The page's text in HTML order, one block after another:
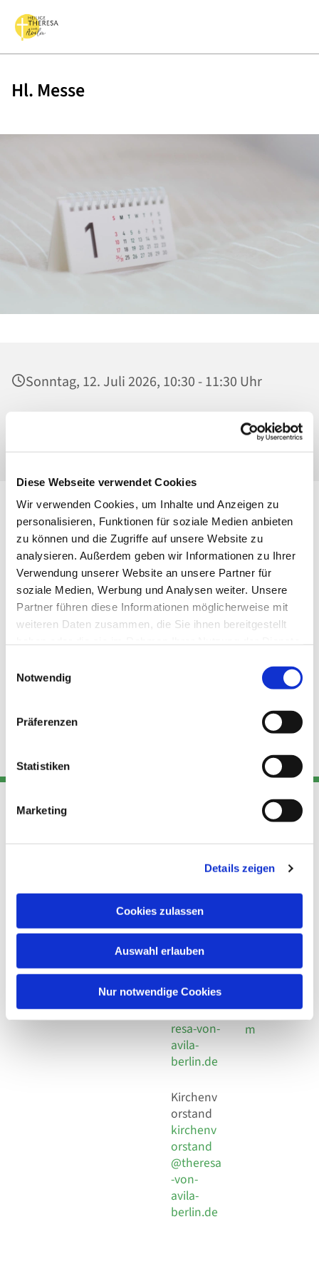
Diese Webseite verwendet Cookies
Wir verwenden Cookies, um Inhalte und Anzeigen zu
personalisieren, Funktionen für soziale Medien anbieten
zu können und die Zugriffe auf unsere Website zu
analysieren. Außerdem geben wir Informationen zu Ihrer
Verwendung unserer Website an unsere Partner für
soziale Medien, Werbung und Analysen weiter. Unsere
Partner führen diese Informationen möglicherweise mit
weiteren Daten zusammen, die Sie ihnen bereitgestellt
Notwendig
Präferenzen
Statistiken
Marketing
Details zeigen
Cookies zulassen
Auswahl erlauben
Nur notwendige Cookies
Hl. Messe
Sonntag, 12. Juli 2026, 10:30 - 11:30 Uhr
Ss. Corpus Christi, Kirche, Conrad-Blenkle-
Adresse
Kirchengemeinde Pfarrei
Hl. Theresa von Avila Berlin
Leitender Pfarrer - Norbert
Behaimstr. 39
Kont
Telefon
+49 30
924 64 28
Fax +49
30 924 54
18
E-Mail
info@the
resa-von-
avila-
berlin.de
Kirchenv
orstand
kirchenv
orstand
@theresa
-von-
avila-
berlin.de
Links
Datensch
utz
Social
Impressu
m